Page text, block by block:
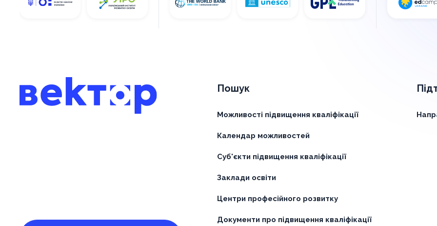
Пошук
Можливості підвищення кваліфікації
Календар можливостей
Суб'єкти підвищення кваліфікації
Заклади освіти
Центри професійного розвитку
Документи про підвищення кваліфікації